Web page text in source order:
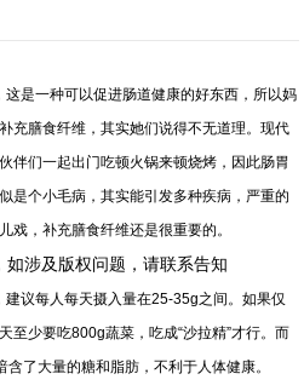
是一种可以促进肠道健康的好东西，所以妈
充膳食纤维，其实她们说得不无道理。现代
伴们一起出门吃顿火锅来顿烧烤，因此肠胃
是个小毛病，其实能引发多种疾病，严重的
戏，补充膳食纤维还是很重要的。
涉及版权问题，请联系告知
议每人每天摄入量在25-35g之间。如果仅
至少要吃800g蔬菜，吃成“沙拉精”才行。而
含了大量的糖和脂肪，不利于人体健康。